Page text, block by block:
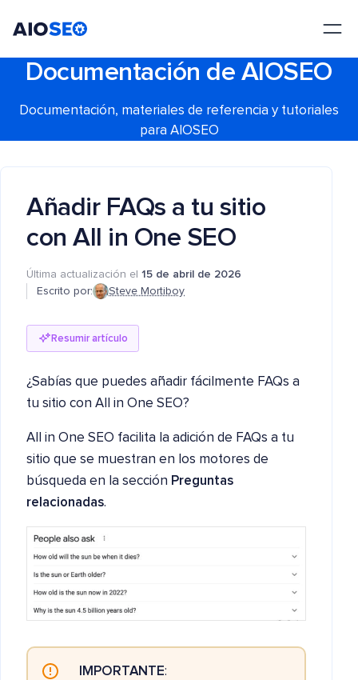
Documentación de AIOSEO
Documentación, materiales de referencia y tutoriales
para AIOSEO
Añadir FAQs a tu sitio
con All in One SEO
Última actualización el 15 de abril de 2026
Escrito por:
Steve Mortiboy
Resumir artículo
¿Sabías que puedes añadir fácilmente FAQs a
tu sitio con All in One SEO?
All in One SEO facilita la adición de FAQs a tu
sitio que se muestran en los motores de
búsqueda en la sección Preguntas
relacionadas.
IMPORTANTE: